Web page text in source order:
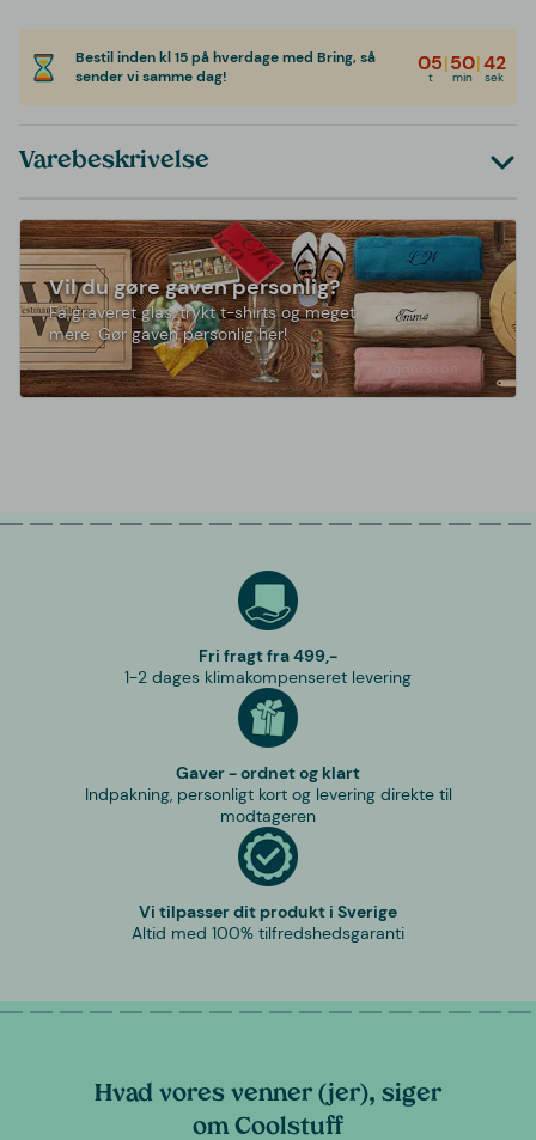
Bestil inden kl 15 på hverdage med Bring, så
sender vi samme dag!
05
t
|50
min
|42
sek
Varebeskrivelse
Vil du gøre gaven personlig?
Få graveret glas, trykt t-shirts og meget
mere. Gør gaven personlig her!
Fri fragt fra 499,-
1-2 dages klimakompenseret levering
Gaver - ordnet og klart
Indpakning, personligt kort og levering direkte til
modtageren
Vi tilpasser dit produkt i Sverige
Altid med 100% tilfredshedsgaranti
Hvad vores venner (jer), siger
om Coolstuff